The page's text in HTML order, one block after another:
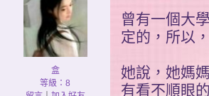
盒
等級：8
曾有一個大
定的，所以
她說，她媽
有看不順眼